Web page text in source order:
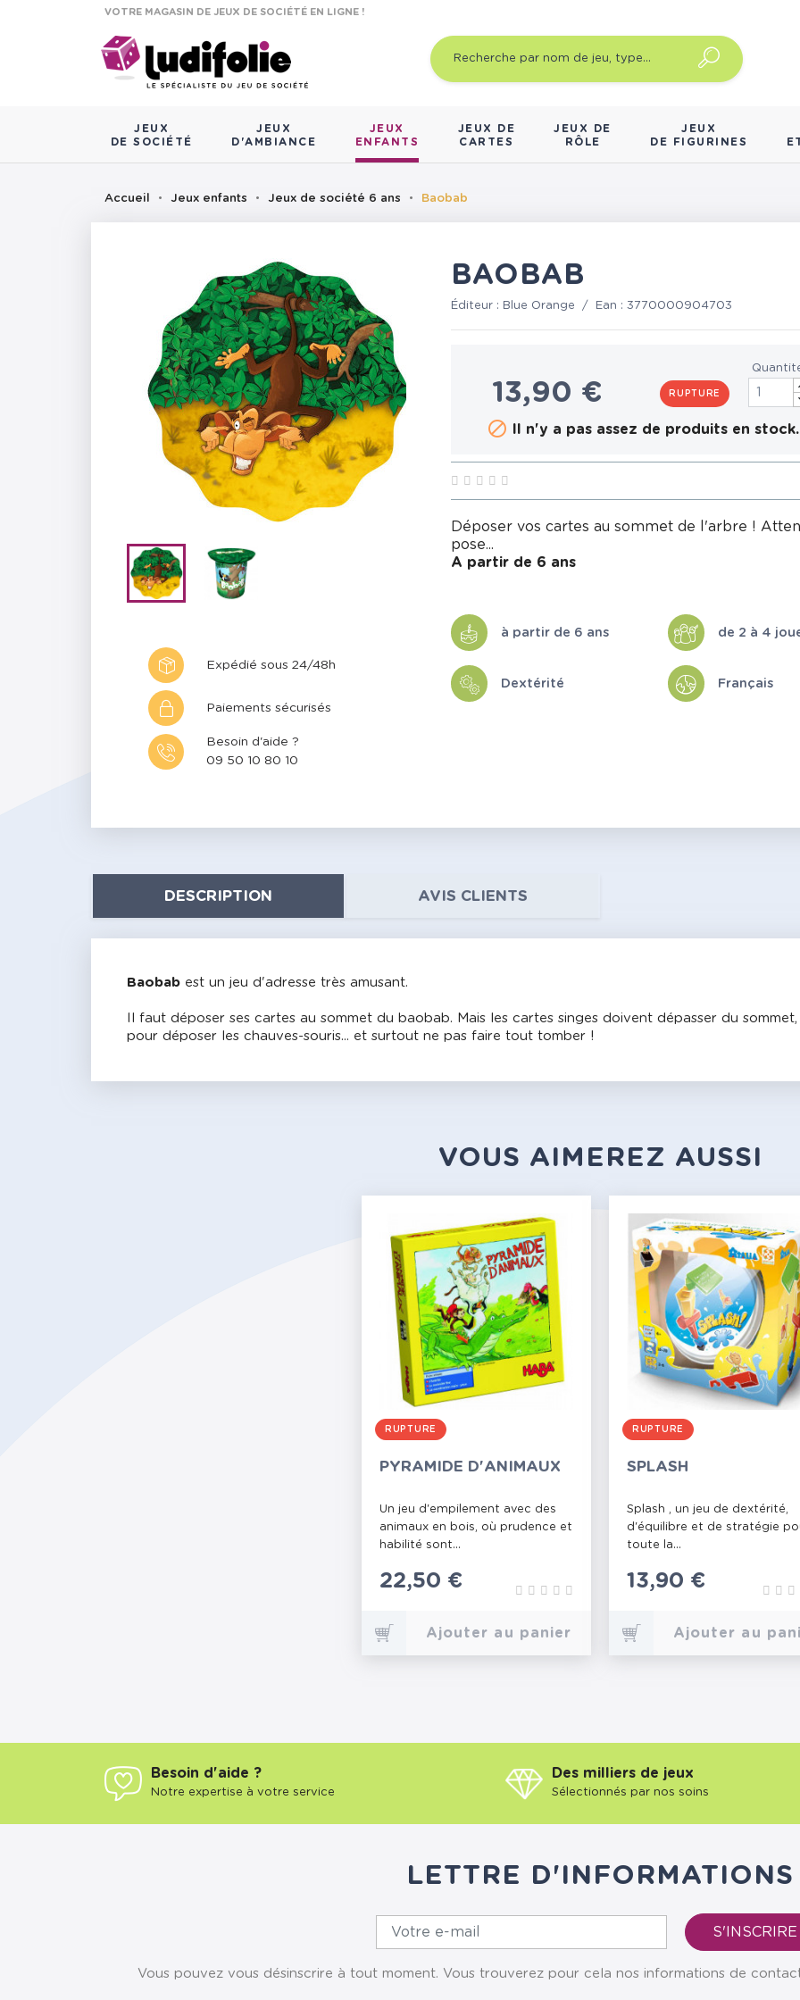
VOTRE MAGASIN DE JEUX DE SOCIÉTÉ EN LIGNE !
JEUX
DE SOCIÉTÉ
JEUX
D'AMBIANCE
JEUX
ENFANTS
JEUX DE
CARTES
JEUX DE
RÔLE
JEUX
DE FIGURINES
Accueil Jeux enfants Jeux de société 6 ans Baobab
Expédié sous 24/48h
Paiements sécurisés
Besoin d'aide ?
09 50 10 80 10
BAOBAB
Éditeur : Blue Orange / Ean :3770000904703
13,90 € RUPTURE
 Il n'y a pas assez de produits en stock.
Déposer vos cartes au sommet de l'arbre !
pose...
A partir de 6 ans
à partir de 6 ans de 2 à 4
Dextérité Français
DESCRIPTION AVIS CLIENTS
Baobab est un jeu d'adresse très amusant.
Il faut déposer ses cartes au sommet du baobab. Mais les cartes singes doivent dépasser du
pour déposer les chauves-souris... et surtout ne pas faire tout tomber !
VOUS AIMEREZ AUSSI
RUPTURE
PYRAMIDE D'ANIMAUX
Un jeu d'empilement avec des
animaux en bois, où prudence et
habilité sont...
Prix
22,50 €
Ajouter au panier
RUPTURE
SPLASH
Splash , un jeu de dextérité,
d'équilibre et de stratégie
toute la...
Prix
13,90 €
Ajouter au
Besoin d'aide ?
Notre expertise à votre service
Des milliers de jeux
Sélectionnés par nos soins
LETTRE D'INFORMATIONS
Vous pouvez vous désinscrire à tout moment. Vous trouverez pour cela nos informations de